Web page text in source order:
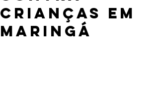
crianças em
Maringá